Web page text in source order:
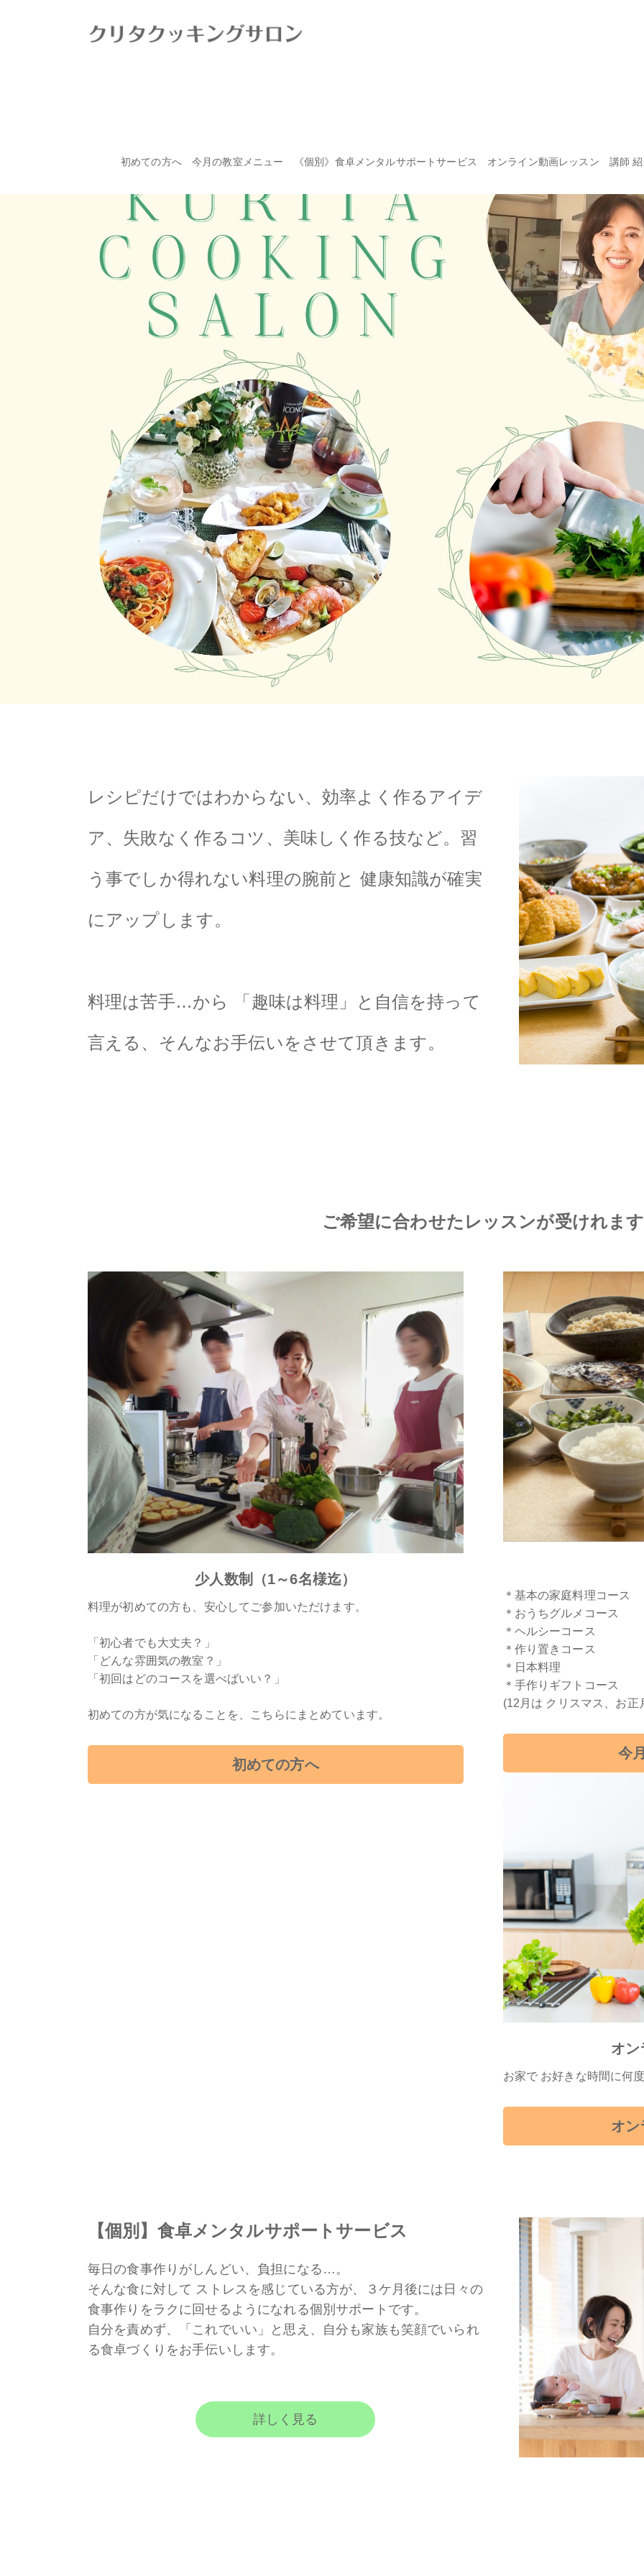
初めての方へ 今月の教室メニュー 《個別》食卓メンタルサポートサービス オンライン動画レッスン 講師
レシピだけではわからない、効率よく作るアイデ
ア、失敗なく作るコツ、美味しく作る技など。習
う事でしか得れない料理の腕前と 健康知識が確実
にアップします。
料理は苦手…から 「趣味は料理」と自信を持って
言える、そんなお手伝いをさせて頂きます。
ご希望に合わせたレッスンが受けれます
少人数制（1～6名様迄）
料理が初めての方も、安心してご参加いただけます。
「初心者でも大丈夫？」
「どんな雰囲気の教室？」
「初回はどのコースを選べばいい？」
初めての方が気になることを、こちらにまとめています。
初めての方へ
＊基本の家庭料理コース
＊おうちグルメコース
＊ヘルシーコース
＊作り置きコース
＊日本料理
＊手作りギフトコース
(12月は クリスマス、お正
今
オン
お家で お好きな時間に何
オン
【個別】食卓メンタルサポートサービス
毎日の食事作りがしんどい、負担になる…。
そんな食に対して ストレスを感じている方が、３ケ月後には日々の
食事作りをラクに回せるようになれる個別サポートです。
自分を責めず、「これでいい」と思え、自分も家族も笑顔でいられ
る食卓づくりをお手伝いします。
詳しく見る